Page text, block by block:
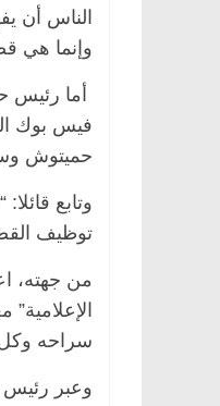
الناس أن
وإنما هي
أما رئيس
فيس بوك
حميتوش
وتابع
توظيف
من جهته،
سراحه وكل
وعبر رئيس
ناس وناس
د. عبدالخالق فاروق.. خبير
يحتفل بذكرى ميلاده وحيداً